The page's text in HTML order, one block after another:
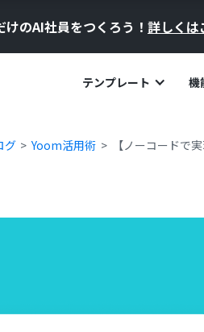
のAI社員をつくろう！ 詳しくは
テンプレート 機
グ Yoom活用術 【ノーコードで